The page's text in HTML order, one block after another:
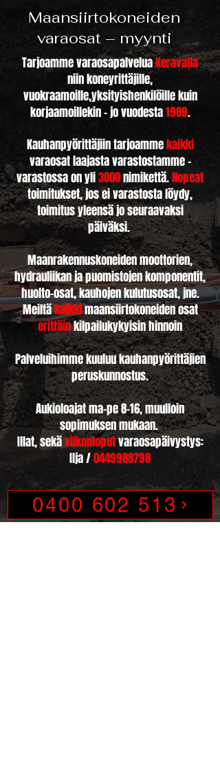
Maansiirtokoneiden
varaosat – myynti
Tarjoamme varaosapalveluaKeravalla
niin koneyrittäjille,
vuokraamoille,yksityishenkilöille kuin
korjaamoillekin – jo vuodesta1989.
Kauhanpyörittäjiin tarjoammekaikki
varaosat laajasta varastostamme –
varastossa on yli3000nimikettä.Nopeat
toimitukset, jos ei varastosta löydy,
toimitus yleensä jo seuraavaksi
päiväksi.
Maanrakennuskoneiden moottorien,
hydrauliikan ja puomistojen komponentit,
huolto-osat, kauhojen kulutusosat, jne.
Meiltäkaikkimaansiirtokoneiden osat
erittäinkilpailukykyisin hinnoin
Palveluihimme kuuluu kauhanpyörittäjien
peruskunnostus.
Aukioloajat ma-pe 8-16, muulloin
sopimuksen mukaan.
Illat, sekäviikonloputvaraosapäivystys:
Ilja /0449988798
0400 602 513